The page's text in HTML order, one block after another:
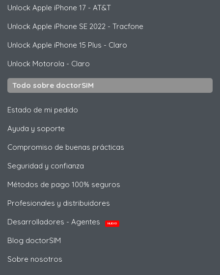
Unlock Apple iPhone 17 - AT&T
Unlock Apple iPhone SE 2022 - Tracfone
Unlock Apple iPhone 15 Plus - Claro
Unlock Motorola - Claro
Todo sobre doctorSIM
Estado de mi pedido
Ayuda y soporte
Compromiso de buenas prácticas
Seguridad y confianza
Métodos de pago 100% seguros
Profesionales y distribuidores
Desarrolladores - Agentes
NUEVO
Blog doctorSIM
Sobre nosotros